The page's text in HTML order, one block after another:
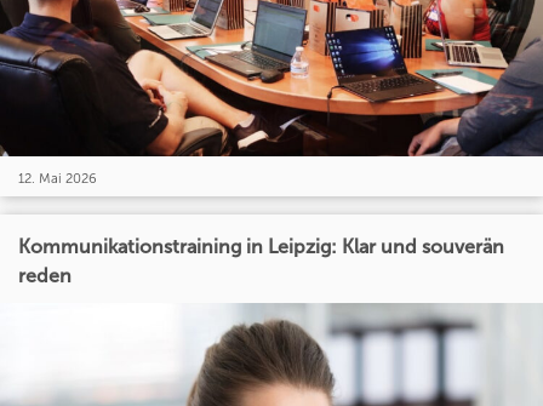
12. Mai 2026
Kommunikationstraining in Leipzig: Klar und souverän
reden